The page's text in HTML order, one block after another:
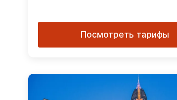
Посмотреть тарифы